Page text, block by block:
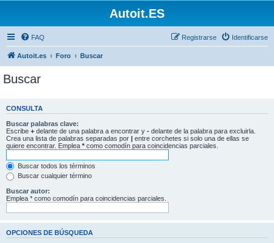
Autoit.ES
FAQ Identificarse
Registrarse
Autoit.es Foro Buscar
Buscar
CONSULTA
Buscar palabras clave:
Escribe + delante de una palabra a encontrar y - delante de la palabra para excluirla.
Crea una lista de palabras separadas por | entre corchetes si solo una de ellas se
quiere encontrar. Emplea * como comodín para coincidencias parciales.
Buscar todos los términos
Buscar cualquier término
Buscar autor:
Emplea * como comodín para coincidencias parciales.
OPCIONES DE BÚSQUEDA